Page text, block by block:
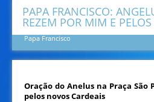
PAPA FRANCISCO:
REZEM POR MIM E
Papa Francisco
Oração do Anelus na Praça São
pelos novos Cardeais